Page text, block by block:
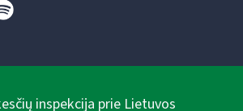
inspekcija prie Lietuvos